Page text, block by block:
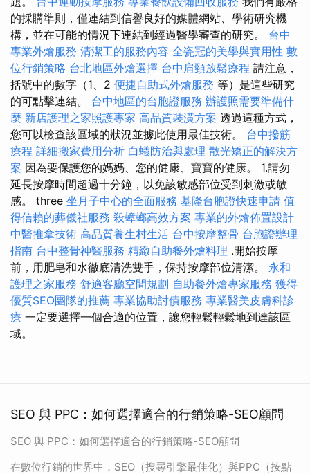
的採購準則，僅連結到信譽良好的媒體網站、學術研究機
構，並在可能的情況下連結到經過醫學審查的研究。 台中
專業外燴服務 清潔工的服務內容 全瓷冠的美學與實用性 數
位行銷策略 台北地區外燴選擇 台中肩頸放鬆療程 請注意，
括號中的數字（1、2 便捷自助式外燴服務 等）是這些研究
的可點擊連結。 台中地區的台胞證服務 辦護照需要準備什
麼 新店護理之家照護專家 高品質裝潢方案 透過這種方式，
您可以檢查該區域的狀況並據此使用最佳技術。 台中撥筋
療程 詳細搬家費用分析 白蟻防治與處理 散光矯正的解決方
案 因為要保護您的媽媽、您的健康、寶寶的健康。 1.請勿
延長按摩時間超過十分鐘，以免該敏感部位受到刺激或敏
感。 three 坐月子中心的全面服務 基隆台胞證快速申請 值
得信賴的葬儀社服務 殺蟑螂高效方案 專業的外燴佈置設計
中醫推拿技術 高品質養生村生活 台中按摩整骨 台胞證辦理
指南 台中整骨神醫服務 精緻自助餐外燴料理 .開始按摩
前，用肥皂和水徹底清洗雙手，保持按摩部位清潔。 永和
護理之家服務 舒適客廳空間規劃 自助餐外燴專家服務 獲得
優質SEO團隊的推薦 專業協助討債服務 專業醫美皮膚科診
療 一定要選擇一個合適的位置，讓您輕鬆輕鬆地到達該區
域。
SEO 與 PPC：如何選擇適合的行銷策略-SEO顧問
SEO 與 PPC：如何選擇適合的行銷策略-SEO顧問
在數位行銷的世界中，SEO（搜尋引擎最佳化）與PPC（按點